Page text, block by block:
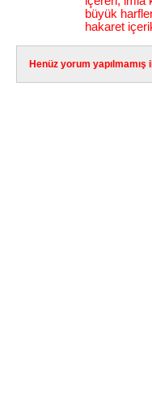
büyük
hakaret
Henüz yorum